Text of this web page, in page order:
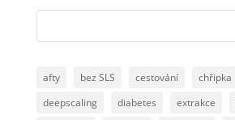
afty bez SLS cestování chřipka
deepscaling
diabetes extrakce